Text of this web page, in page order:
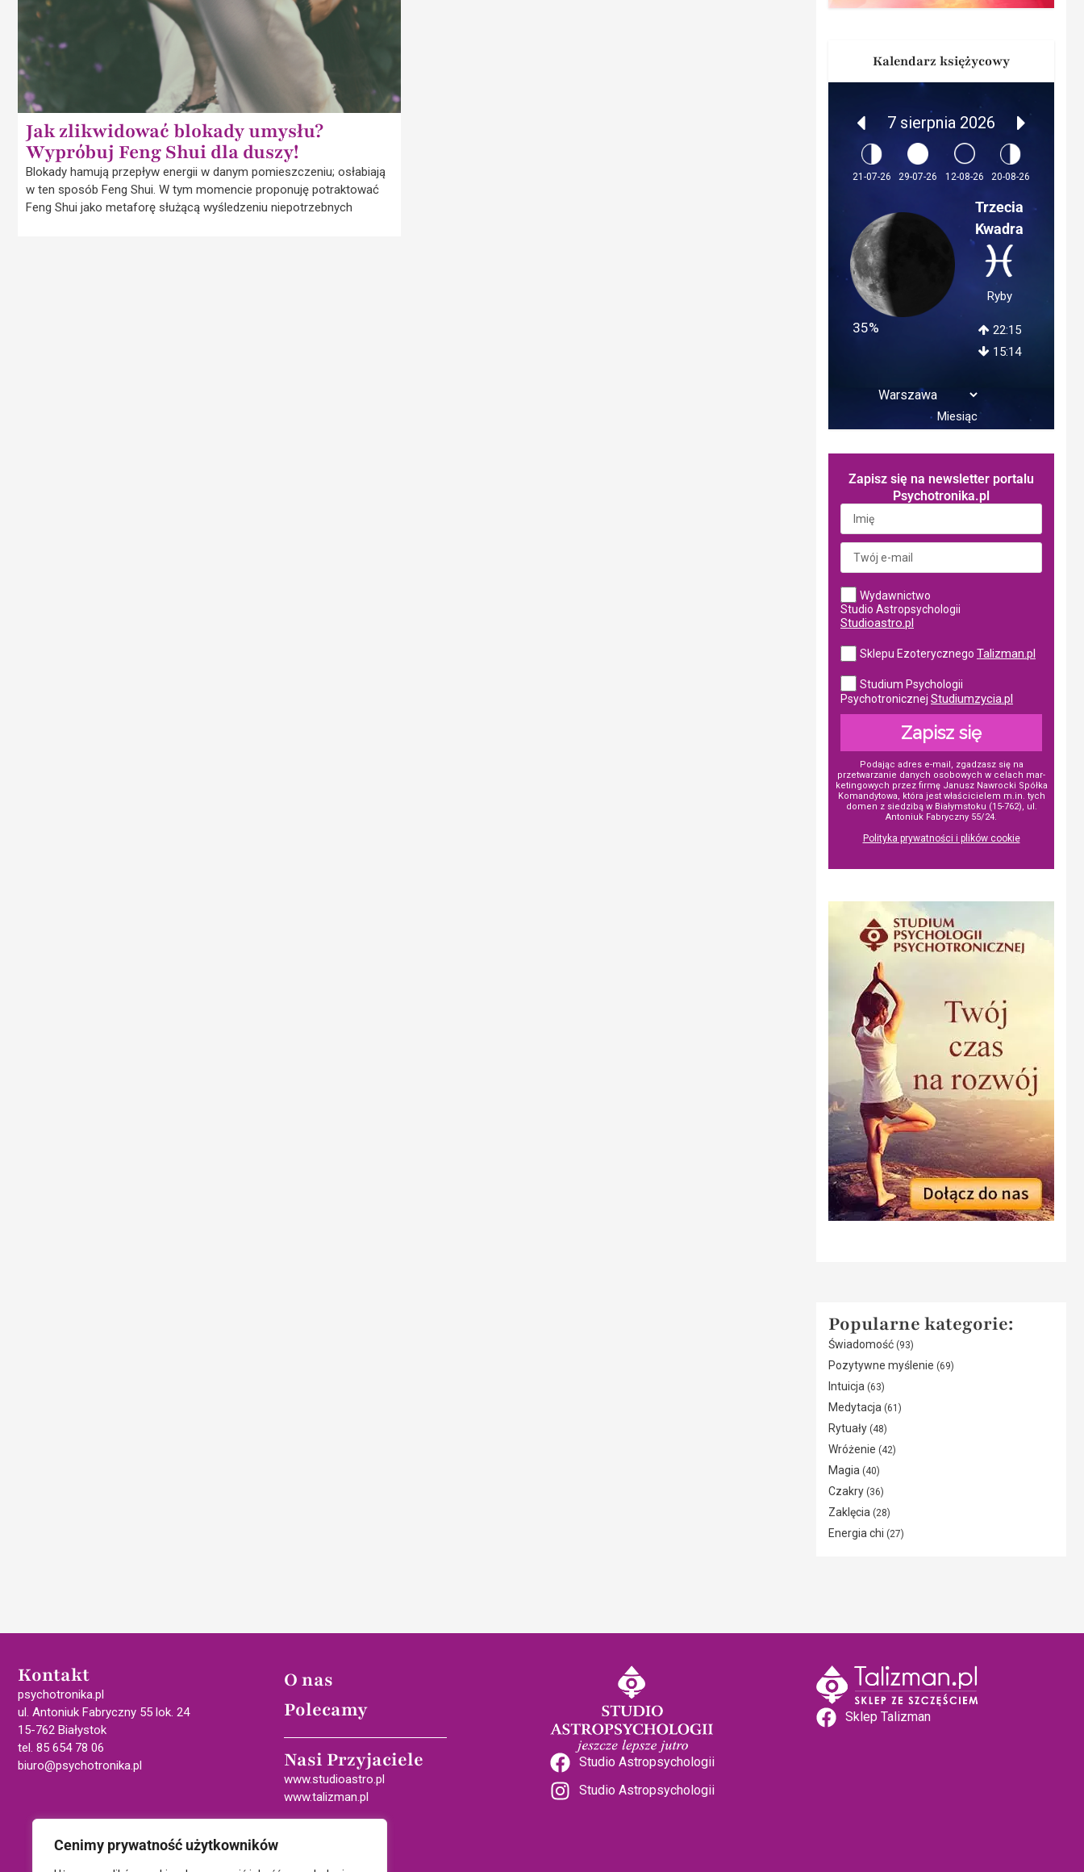
Cenimy prywatność użytkowników
Jak zlikwidować blokady umysłu?
Wypróbuj Feng Shui dla duszy!
Blokady hamują przepływ energii w danym pomieszczeniu; osłabiają
w ten sposób Feng Shui. W tym momencie proponuję potraktować
Feng Shui jako metaforę służącą wyśledzeniu niepotrzebnych
Kalendarz księżycowy
7 sierpnia 2026
21-07-26 29-07-26 12-08-26 20-08-26
35%
Trzecia
Kwadra
Ryby
22:15
15:14
Miesiąc
Zapisz się na newsletter portalu
Psychotronika.pl
Wydawnictwo
Studio Astropsychologii
Studioastro.pl
Sklepu Ezoterycznego Talizman.pl
Studium Psychologii
Psychotronicznej Studiumzycia.pl
Zapisz się
Podając adres e-mail, zgadzasz się na
przetwarzanie danych osobowych w ce­lach mar­
ke­tin­go­wych przez firmę Janusz Nawrocki Spółka
Komandytowa, która jest właścicielem m.in. tych
domen z siedzibą w Białymstoku (15-762), ul.
Antoniuk Fabryczny 55/24.
Polityka prywatności i plików cookie
Popularne kategorie:
Świadomość (93)
Pozytywne myślenie (69)
Intuicja (63)
Medytacja (61)
Rytuały (48)
Wróżenie (42)
Magia (40)
Czakry (36)
Zaklęcia (28)
Energia chi (27)
Kontakt
psychotronika.pl
ul. Antoniuk Fabryczny 55 lok. 24
15-762 Białystok
tel. 85 654 78 06
biuro@psychotronika.pl
O nas
Polecamy
Nasi Przyjaciele
www.studioastro.pl
www.talizman.pl
Studio Astropsychologii
Studio Astropsychologii
Sklep Talizman